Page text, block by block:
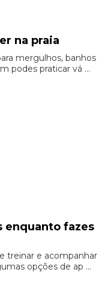
na praia
mergulhos, banhos
podes praticar vá ...
enquanto fazes
treinar e acompanhar
opções de ap ...